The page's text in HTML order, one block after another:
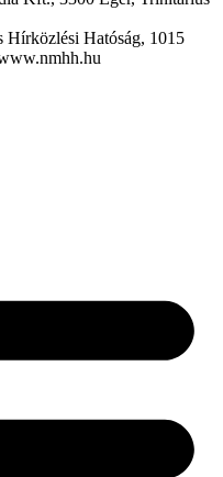
Hírközlési Hatóság, 1015